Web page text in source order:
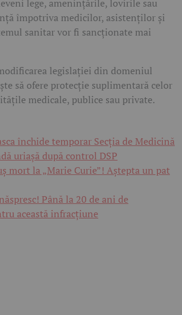
lege, amenințările, lovirile sau
împotriva medicilor, asistenților și
sanitar vor fi sancționate mai
legislației din domeniul
să ofere protecție suplimentară celor
medicale, publice sau private.
închide temporar Secția de Medicină
uriașă după control DSP
mort la „Marie Curie”! Aștepta un pat
Până la 20 de ani de
această infracțiune